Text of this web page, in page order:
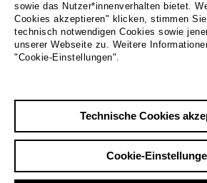
Zurück|Übersicht
In Filmen / Medien wie ...
sowie das Nutzer*innenverhalten bietet.
Cookies akzeptieren" klicken, stimmen
technisch notwendigen Cookies sowie
unserer Webseite zu. Weitere
"Cookie-Einstellungen".
Technische Cookies
Cookie-